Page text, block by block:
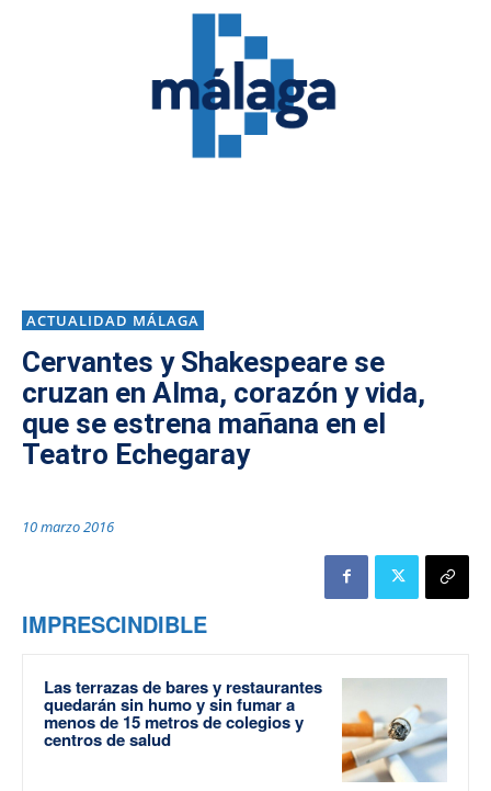
ACTUALIDAD MÁLAGA
Cervantes y Shakespeare se
cruzan en Alma, corazón y vida,
que se estrena mañana en el
Teatro Echegaray
10 marzo 2016
IMPRESCINDIBLE
Las terrazas de bares y restaurantes
quedarán sin humo y sin fumar a
menos de 15 metros de colegios y
centros de salud